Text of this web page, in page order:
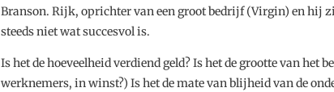
Branson. Rijk, oprichter van een groot bedrijf (Virgin) en hij
steeds niet wat succesvol is.
Is het de hoeveelheid verdiend geld? Is het de grootte van het
werknemers, in winst?) Is het de mate van blijheid van de